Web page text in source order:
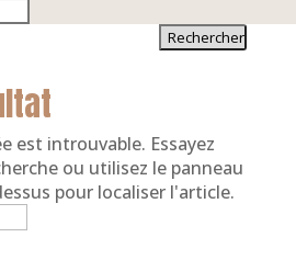
est introuvable. Essayez
ou utilisez le panneau
pour localiser l'article.